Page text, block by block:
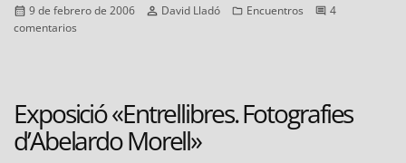
Publicado
el
9 de febrero de 2006 Autor
David Lladó Categorías
Encuentros
4
comentarios
Exposició «Entrellibres. Fotografies
d’Abelardo Morell»